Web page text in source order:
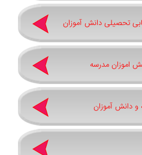
تحصیلی دانش آموزان
اموزان مدرسه
دانش آموزان